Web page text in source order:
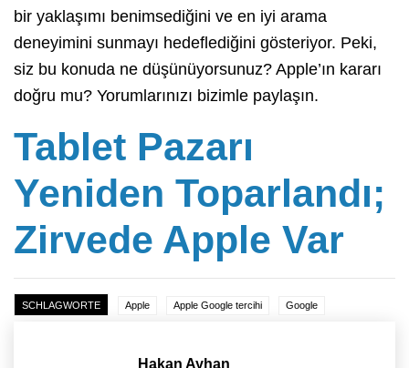
bir yaklaşımı benimsediğini ve en iyi arama
deneyimini sunmayı hedeflediğini gösteriyor. Peki,
siz bu konuda ne düşünüyorsunuz? Apple’ın kararı
doğru mu? Yorumlarınızı bizimle paylaşın.
Tablet Pazarı
Yeniden Toparlandı;
Zirvede Apple Var
SCHLAGWORTE Apple Apple Google tercihi Google
Hakan Ayhan